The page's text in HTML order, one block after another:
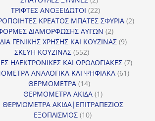
προϊόντα
ΤΡΙΦΤΕΣ ΑΝΟΞΕΙΔΩΤΟΙ 2222
προϊόντα
ΚΡΕΑΤΟΣ ΜΠΑΤΕΣ ΣΦΥΡΙΑ 22
ΔΙΑΜΟΡΦΩΣΗΣ ΑΥΓΩΝ 22
προϊόντα
ΓΕΝΙΚΗΣ ΧΡΗΣΗΣ ΚΑΙ ΚΟΥΖΙΝΑΣ 99
ΣΚΕΥΗ ΚΟΥΖΙΝΑΣ 552552
προϊόντα
ΗΛΕΚΤΡΟΝΙΚΕΣ ΚΑΙ ΩΡΟΛΟΓΙΑΚΕΣ 77
ΑΝΑΛΟΓΙΚΑ ΚΑΙ ΨΗΦΙΑΚΑ 6161
ΘΕΡΜΟΜΕΤΡΑ 1414
προϊόντα
ΘΕΡΜΟΜΕΤΡΑ ΑΚΙΔΑ 11
προϊόν
ΘΕΡΜΟΜΕΤΡΑ ΑΚΙΔΑ|ΕΠΙΤΡΑΠΕΖΙΟΣ
ΕΞΟΠΛΙΣΜΟΣ 1010